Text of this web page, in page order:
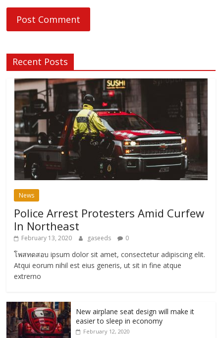
Recent Posts
News
Police Arrest Protesters Amid Curfew
In Northeast
February 13, 2020 gaseeds 0
โพสทดสอบ ipsum dolor sit amet, consectetur adipiscing elit.
Atqui eorum nihil est eius generis, ut sit in fine atque
extrerno
New airplane seat design will make it
easier to sleep in economy
February 12, 2020